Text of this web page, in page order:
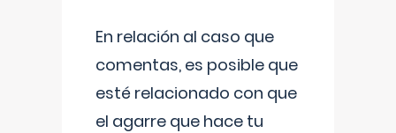
En relación al caso que
comentas, es posible que
esté relacionado con que
el agarre que hace tu